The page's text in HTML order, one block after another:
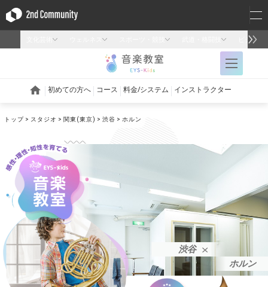
トップ スタジオ 関東(東京) 渋谷 ホルン
渋谷
ホルン